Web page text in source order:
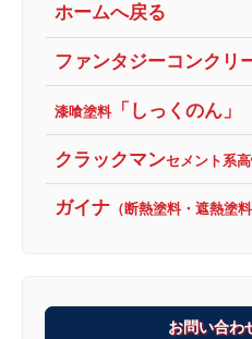
ホームへ戻る
ファンタジーコンクリ
漆喰塗料「しっくのん」
クラックマンセメント系
ガイナ （断熱塗料・遮熱塗料
お問い合わ